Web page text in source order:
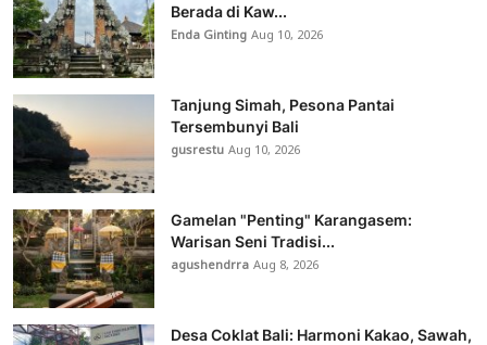
Berada di Kaw...
Enda GintingAug 10, 2026
Tanjung Simah, Pesona Pantai
Tersembunyi Bali
gusrestuAug 10, 2026
Gamelan "Penting" Karangasem:
Warisan Seni Tradisi...
agushendrraAug 8, 2026
Desa Coklat Bali: Harmoni Kakao, Sawah,